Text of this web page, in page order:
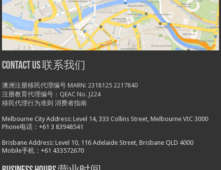
Contact us 联系我们
澳洲注册移民代理编号 MARN: 2318125 2217840
注册教育代理编号：QEAC No. J224
移民代理行为准则 消费者指南
Melbourne City Address: Level 14, 333 Collins Street, Melbourne VIC 3000
Phone电话：+61 3 83948541
Brisbane Address: Level 10, 116 Adelaide Street, Brisbane QLD 4000
Mobile手机：+61 433572670